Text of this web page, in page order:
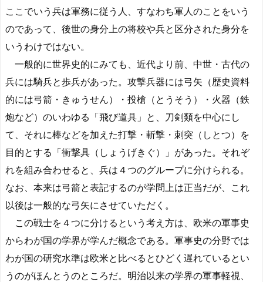
ここでいう兵は軍務に従う人、すなわち軍人のことをいう
のであって、後世の身分上の将校や兵と区分された身分を
いうわけではない。
一般的に世界史的にみても、近代より前、中世・古代の
兵には騎兵と歩兵があった。攻撃兵器には弓矢（歴史資料
的には弓箭・きゅうせん）・投槍（とうそう）・火器（鉄
炮など）のいわゆる「飛び道具」と、刀剣類を中心にし
て、それに棒などを加えた打撃・斬撃・刺突（しとつ）を
目的とする「衝撃具（しょうげきぐ）」があった。それぞ
れを組み合わせると、兵は４つのグループに分けられる。
なお、本来は弓箭と表記するのが学問上は正当だが、これ
以後は一般的な弓矢にさせていただく。
この戦士を４つに分けるという考え方は、欧米の軍事史
からわが国の学界が学んだ概念である。軍事史の分野では
わが国の研究水準は欧米と比べるとひどく遅れているとい
うのがほんとうのところだ。明治以来の学界の軍事軽視、